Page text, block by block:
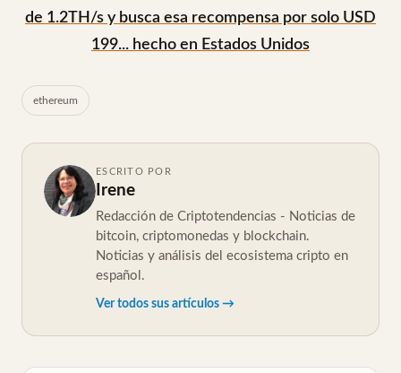
de 1.2TH/s y busca esa recompensa por solo USD
199... hecho en Estados Unidos
ethereum
ESCRITO POR
Irene
Redacción de Criptotendencias - Noticias de
bitcoin, criptomonedas y blockchain.
Noticias y análisis del ecosistema cripto en
español.
Ver todos sus artículos →